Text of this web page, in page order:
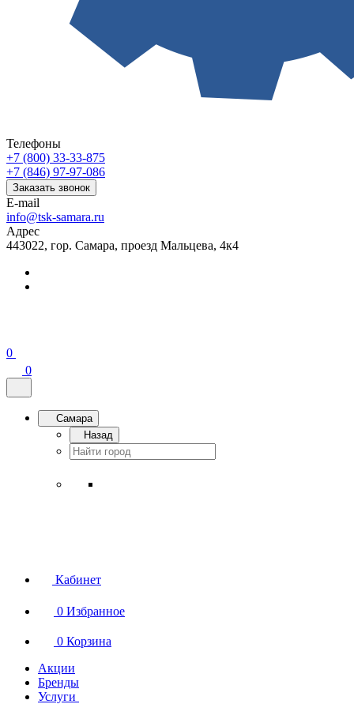
Телефоны
+7 (800) 33-33-875
+7 (846) 97-97-086
Заказать звонок
E-mail
info@tsk-samara.ru
Адрес
443022, гор. Самара, проезд Мальцева, 4к4
0
0
Самара
Назад
Кабинет
0 Избранное
0 Корзина
Акции
Бренды
Услуги